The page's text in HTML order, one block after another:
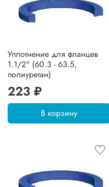
Уплотнение для фланцев
1.1/2" (60.3 - 63.5,
полиуретан)
223 ₽
В корзину